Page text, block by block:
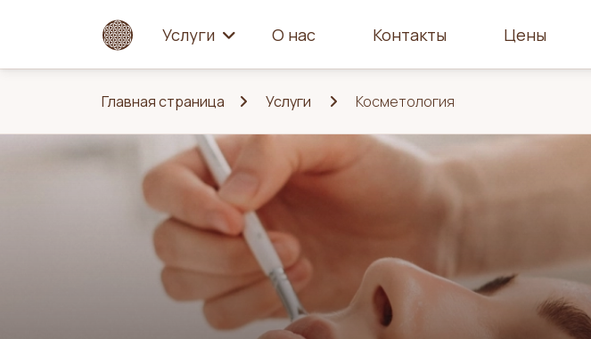
Услуги О нас Контакты Цены
Главная страница Услуги Косметология